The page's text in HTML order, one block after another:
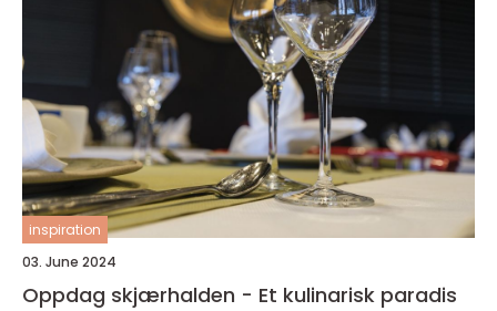
inspiration
03. June 2024
Oppdag skjærhalden - Et kulinarisk paradis